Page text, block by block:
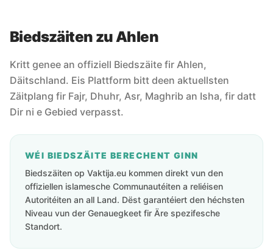
Biedszäiten zu Ahlen
Kritt genee an offiziell Biedszäite fir Ahlen,
Däitschland. Eis Plattform bitt deen aktuellsten
Zäitplang fir Fajr, Dhuhr, Asr, Maghrib an Isha, fir datt
Dir ni e Gebied verpasst.
WÉI BIEDSZÄITE BERECHENT GINN
Biedszäiten op Vaktija.eu kommen direkt vun den
offiziellen islamesche Communautéiten a reliéisen
Autoritéiten an all Land. Dëst garantéiert den héchsten
Niveau vun der Genauegkeet fir Äre spezifesche
Standort.